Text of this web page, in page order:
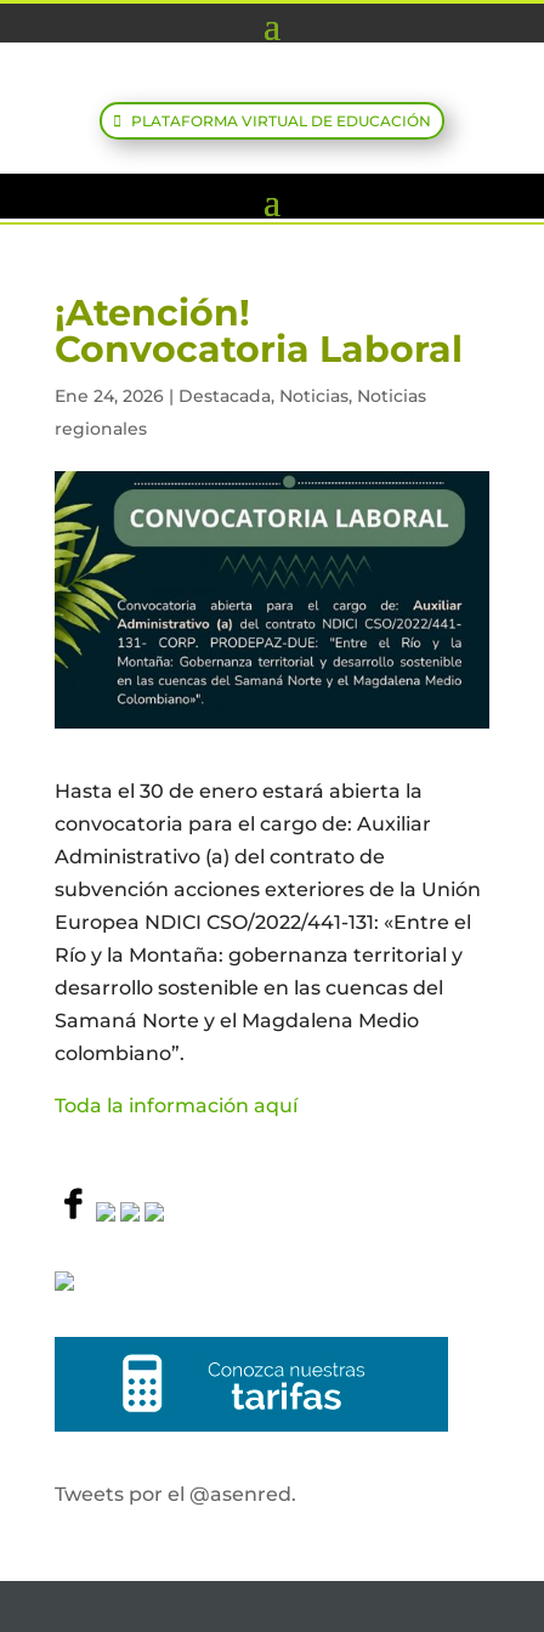
PLATAFORMA VIRTUAL DE EDUCACIÓN
¡Atención!
Convocatoria Laboral
Ene 24, 2026| Destacada, Noticias, Noticias
regionales
Hasta el 30 de enero estará abierta la
convocatoria para el cargo de: Auxiliar
Administrativo (a) del contrato de
subvención acciones exteriores de la Unión
Europea NDICI CSO/2022/441-131: «Entre el
Río y la Montaña: gobernanza territorial y
desarrollo sostenible en las cuencas del
Samaná Norte y el Magdalena Medio
colombiano”.
Toda la información aquí
Tweets por el @asenred.